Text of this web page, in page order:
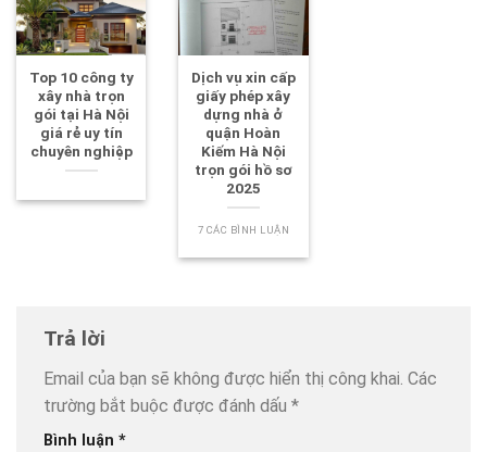
Top 10 công ty
xây nhà trọn
gói tại Hà Nội
giá rẻ uy tín
chuyên nghiệp
Dịch vụ xin cấp
giấy phép xây
dựng nhà ở
quận Hoàn
Kiếm Hà Nội
trọn gói hồ sơ
2025
7 CÁC BÌNH LUẬN
Trả lời
Email của bạn sẽ không được hiển thị công khai. Các
trường bắt buộc được đánh dấu *
Bình luận *